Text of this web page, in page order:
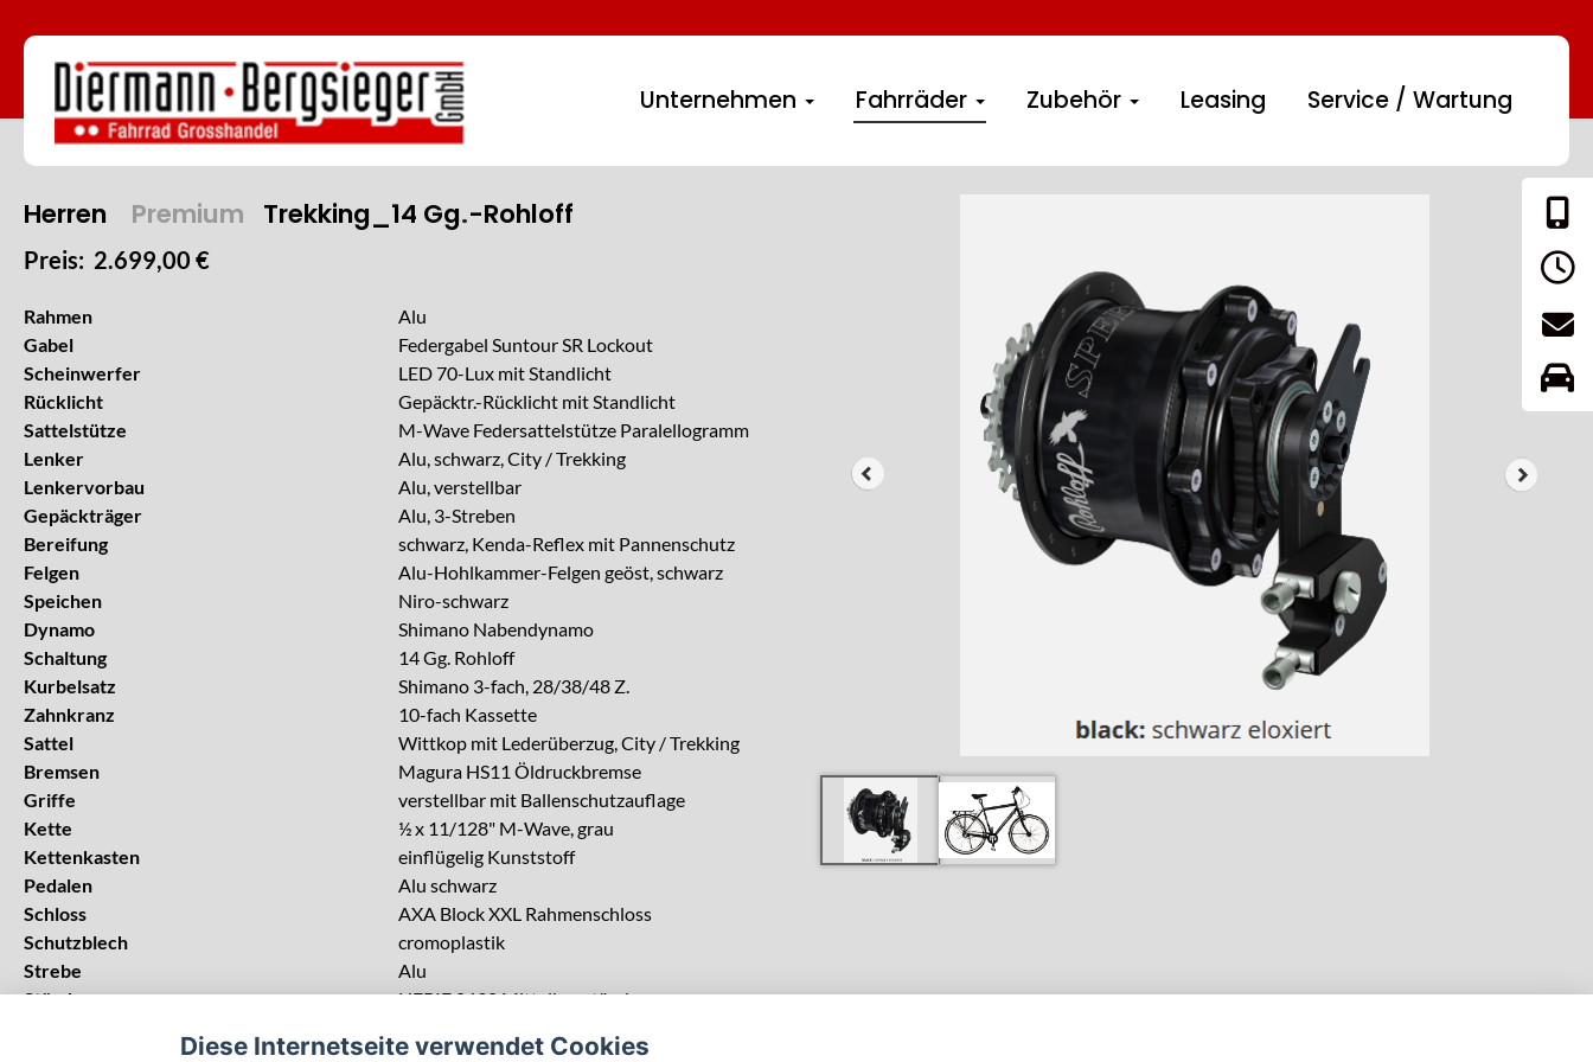
Unternehmen Fahrräder Zubehör Leasing Service / Wartung
Herren Premium Trekking_14 Gg.-Rohloff
Preis: 2.699,00 €
Rahmen
Alu
Gabel
Federgabel Suntour SR Lockout
Scheinwerfer
LED 70-Lux mit Standlicht
Rücklicht
Gepäcktr.-Rücklicht mit Standlicht
Sattelstütze
M-Wave Federsattelstütze Paralellogramm
Lenker
Alu, schwarz, City / Trekking
Lenkervorbau
Alu, verstellbar
Gepäckträger
Alu, 3-Streben
Bereifung
schwarz, Kenda-Reflex mit Pannenschutz
Felgen
Alu-Hohlkammer-Felgen geöst, schwarz
Speichen
Niro-schwarz
Dynamo
Shimano Nabendynamo
Schaltung
14 Gg. Rohloff
Kurbelsatz
Shimano 3-fach, 28/38/48 Z.
Zahnkranz
10-fach Kassette
Sattel
Wittkop mit Lederüberzug, City / Trekking
Bremsen
Magura HS11 Öldruckbremse
Griffe
verstellbar mit Ballenschutzauflage
Kette
½ x 11/128" M-Wave, grau
Kettenkasten
einflügelig Kunststoff
Pedalen
Alu schwarz
Schloss
AXA Block XXL Rahmenschloss
Schutzblech
cromoplastik
Strebe
Alu
Ständer
HEBIE 0630 Mittelbauständer
City/Wave: 46,50, 53, 57, *62 cm, *Aufpreis
Diese Internetseite verwendet Cookies